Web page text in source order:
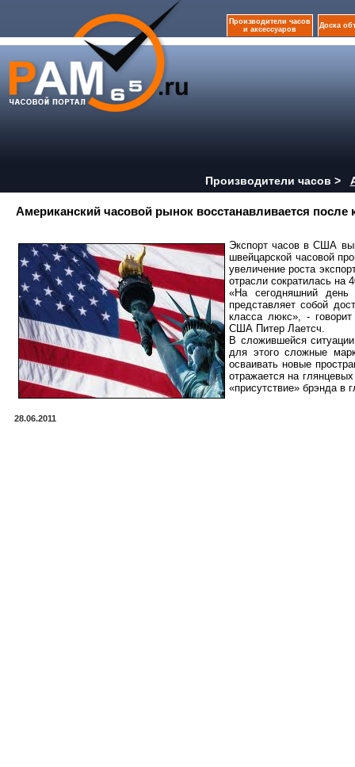
Производители часов
и аксессуаров
Доска
Производители часов >
Американский часовой рынок восстанавливается после
Экспорт часов в США
швейцарской часовой
увеличение роста
отрасли сократилась на
«На сегодняшний день
представляет собой
класса люкс», -
США Питер Лаетсч.
В сложившейся
для этого сложные
осваивать новые
отражается на
«присутствие» брэнда в
28.06.2011